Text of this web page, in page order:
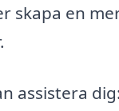
skapa en
assistera